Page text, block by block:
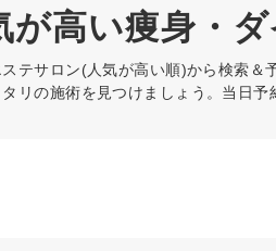
が高い痩身・
テサロン(人気が高い順)から検索＆
リの施術を見つけましょう。当日予